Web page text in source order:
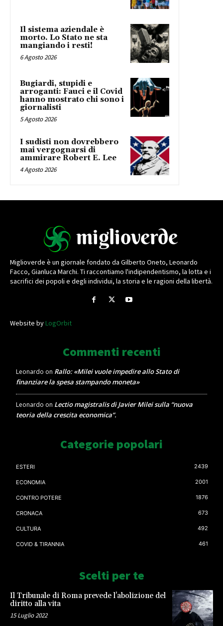
Il sistema aziendale è
morto. Lo Stato ne sta
mangiando i resti!
6 Agosto 2026
Bugiardi, stupidi e
arroganti: Fauci e il Covid
hanno mostrato chi sono i
giornalisti
5 Agosto 2026
I sudisti non dovrebbero
mai vergognarsi di
ammirare Robert E. Lee
4 Agosto 2026
Miglioverde è un giornale fondato da Gilberto Oneto, Leonardo
Facco, Gianluca Marchi. Ti raccontiamo l'indipendentismo, la lotta e i
sacrifici dei popoli e degli individui, la storia e le ragioni della libertà.
Website byLogOrbit
Commenti recenti
Leonardo on Rallo: «Milei vuole impedire allo Stato di
finanziare la spesa stampando moneta»
Leonardo on Lectio magistralis di Javier Milei sulla “nuova
teoria della crescita economica”.
Categorie popolari
ESTERI 2439
ECONOMIA 2001
CONTRO POTERE 1876
CRONACA 673
CULTURA 492
COVID & TIRANNIA 461
Scelti per te
Il Tribunale di Roma prevede l’abolizione del
diritto alla vita
15 Luglio 2022